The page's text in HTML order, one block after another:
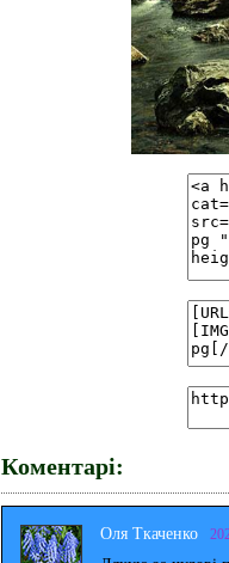
Коментарі:
Оля Ткаченко